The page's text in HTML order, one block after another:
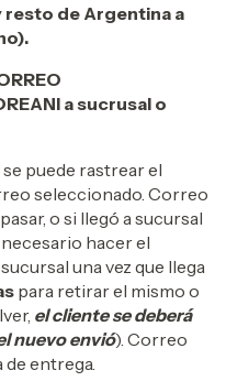
resto de Argentina a
a sucrusal o
puede rastrear el
seleccionado. Correo
o si llegó a sucursal
hacer el
una vez que llega
para retirar el mismo o
el cliente se deberá
nuevo envió). Correo
entrega.